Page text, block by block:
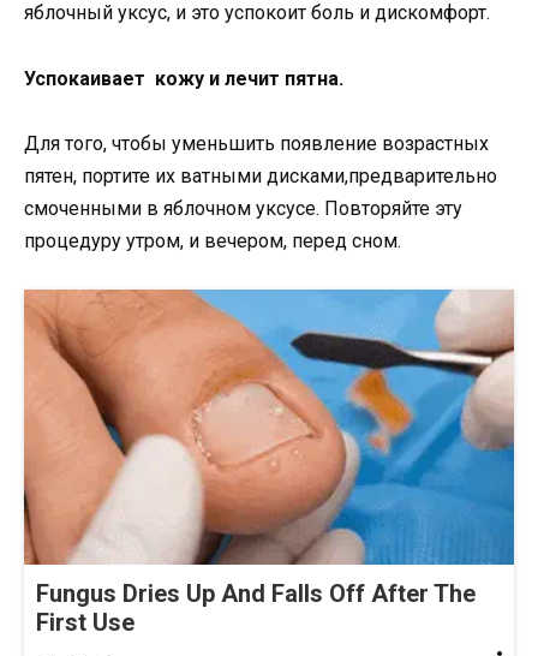
яблочный уксус, и это успокоит боль и дискомфорт.
Успокаивает кожу и лечит пятна.
Для того, чтобы уменьшить появление возрастных
пятен, портите их ватными дисками,предварительно
смоченными в яблочном уксусе. Повторяйте эту
процедуру утром, и вечером, перед сном.
Fungus Dries Up And Falls Off After The
First Use